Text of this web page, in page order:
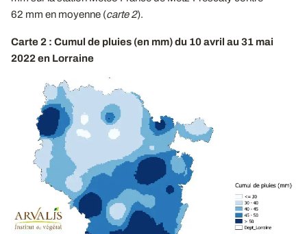
62 mm en moyenne (carte 2).
Carte 2 : Cumul de pluies (en mm) du 10 avril au 31 mai
2022 en Lorraine